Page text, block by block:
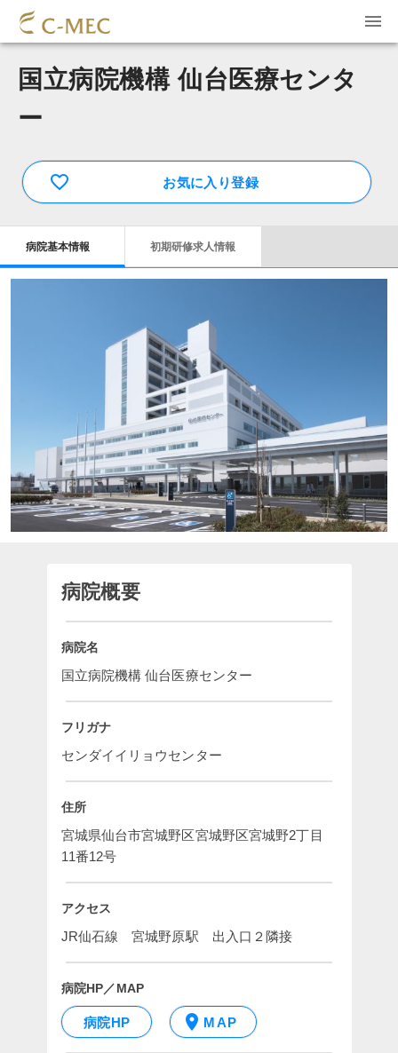
国立病院機構 仙台医療センタ
ー
お気に入り登録
病院基本情報 初期研修求人情報
病院概要
病院名
国立病院機構 仙台医療センター
フリガナ
センダイイリョウセンター
住所
宮城県仙台市宮城野区宮城野区宮城野2丁目
11番12号
アクセス
JR仙石線　宮城野原駅　出入口２隣接
病院HP／MAP
病院HP MAP